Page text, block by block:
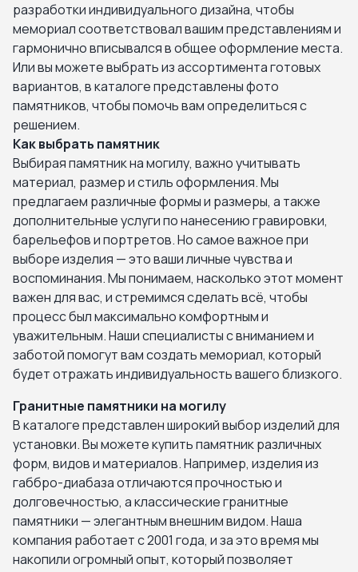
разработки индивидуального дизайна, чтобы
мемориал соответствовал вашим представлениям и
гармонично вписывался в общее оформление места.
Или вы можете выбрать из ассортимента готовых
вариантов, в каталоге представлены фото
памятников, чтобы помочь вам определиться с
решением.
Как выбрать памятник
Выбирая памятник на могилу, важно учитывать
материал, размер и стиль оформления. Мы
предлагаем различные формы и размеры, а также
дополнительные услуги по нанесению гравировки,
барельефов и портретов. Но самое важное при
выборе изделия — это ваши личные чувства и
воспоминания. Мы понимаем, насколько этот момент
важен для вас, и стремимся сделать всё, чтобы
процесс был максимально комфортным и
уважительным. Наши специалисты с вниманием и
заботой помогут вам создать мемориал, который
будет отражать индивидуальность вашего близкого.
Гранитные памятники на могилу
В каталоге представлен широкий выбор изделий для
установки. Вы можете купить памятник различных
форм, видов и материалов. Например, изделия из
габбро-диабаза отличаются прочностью и
долговечностью, а классические гранитные
памятники — элегантным внешним видом. Наша
компания работает с 2001 года, и за это время мы
накопили огромный опыт, который позволяет